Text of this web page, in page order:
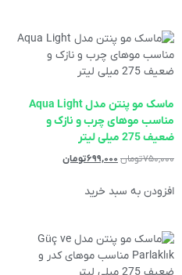
ماسک مو پنتن مدل Aqua Light
مناسب موهای چرب و نازک و
ضعیف 275 میلی لیتر
۷۵۰,۰۰۰تومان ۶۹۹,۰۰۰تومان
افزودن به سبد خرید